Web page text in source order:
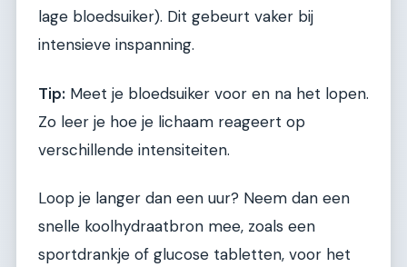
lage bloedsuiker). Dit gebeurt vaker bij
intensieve inspanning.
Tip: Meet je bloedsuiker voor en na het lopen.
Zo leer je hoe je lichaam reageert op
verschillende intensiteiten.
Loop je langer dan een uur? Neem dan een
snelle koolhydraatbron mee, zoals een
sportdrankje of glucose tabletten, voor het